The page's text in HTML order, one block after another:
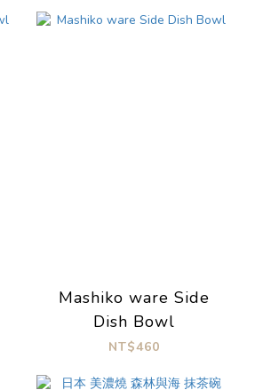
Mashiko ware Side
Dish Bowl
NT$460